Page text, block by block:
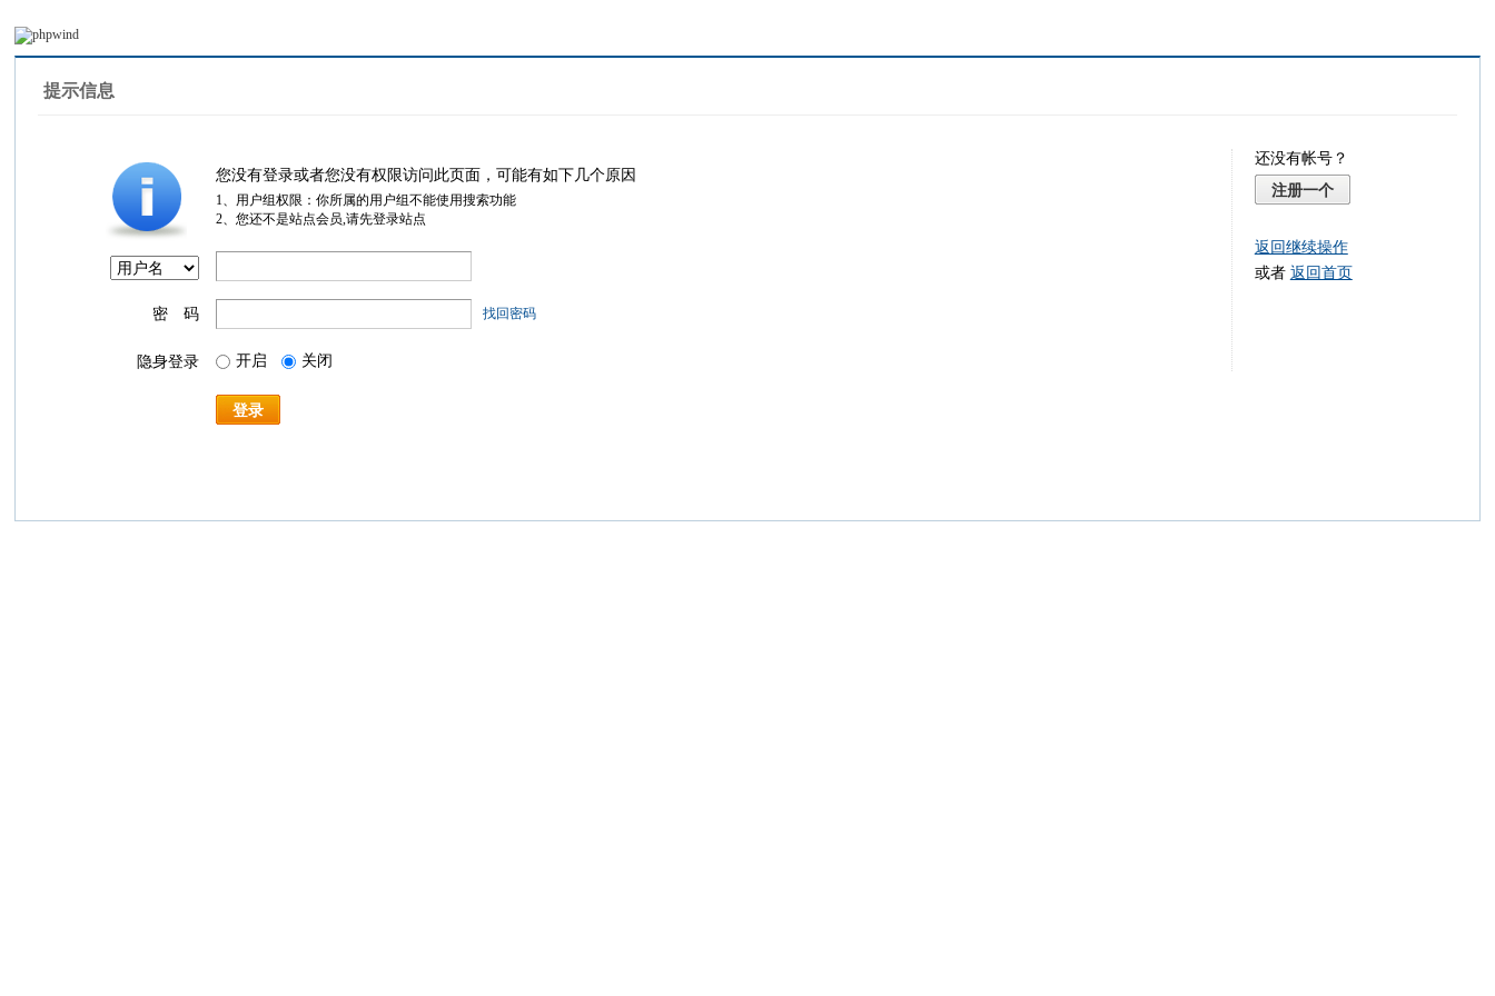
提示信息
您没有登录或者您没有权限访问此页面，可能有如下几个原因
1、用户组权限：你所属的用户组不能使用搜索功能
2、您还不是站点会员,请先登录站点
密 码 找回密码
隐身登录 开启 关闭
登录
还没有帐号？
注册一个
返回继续操作
或者 返回首页